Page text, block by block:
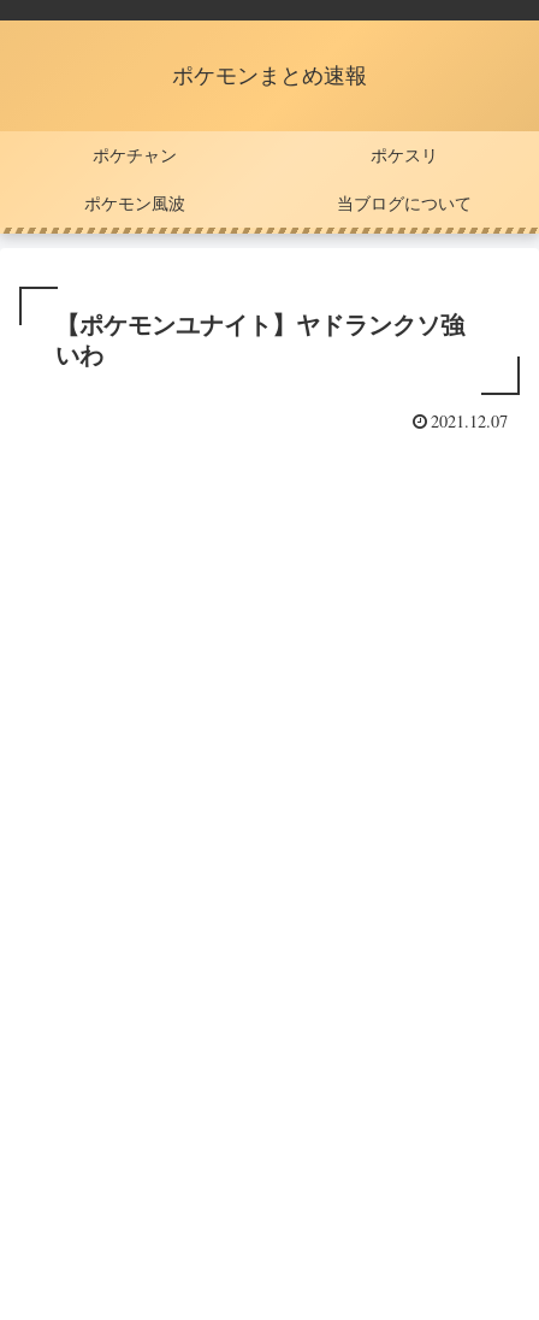
ポケモンまとめ速報
ポケチャン ポケスリ
ポケモン風波 当ブログについて
【ポケモンユナイト】ヤドランクソ強
いわ
2021.12.07